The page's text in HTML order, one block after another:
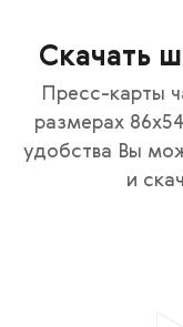
Скачать
Пресс-карты
размерах
удобства Вы
и